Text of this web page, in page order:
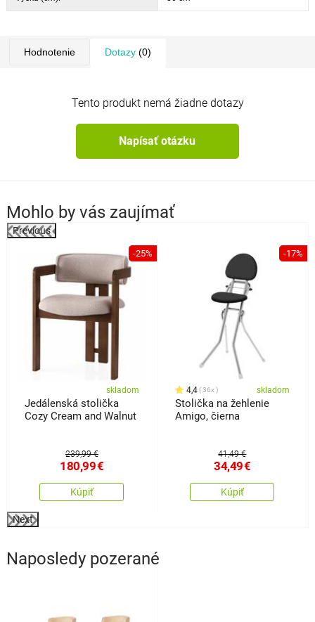
Hodnotenie Dotazy(0)
Tento produkt nemá žiadne dotazy
Napísať otázku
Mohlo by vás zaujímať
Previous
-25%
skladom
Jedálenská stolička
Cozy Cream and Walnut
239,99 €
180,99€
Kúpiť
-17%
4,4 36x skladom
Stolička na žehlenie
Amigo, čierna
41,49 €
34,49€
Kúpiť
Next
Naposledy pozerané